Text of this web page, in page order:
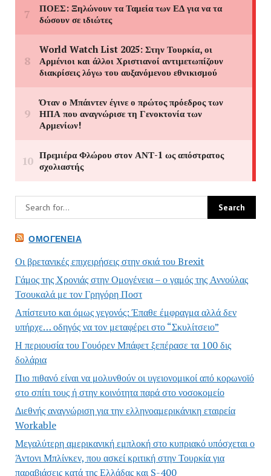
ΟΜΟΓΈΝΕΙΑ
Οι βρετανικές επιχειρήσεις στην σκιά του Brexit
Γάμος της Χρονιάς στην Ομογένεια – ο γαμός της Αννούλας
Τσουκαλά με τον Γρηγόρη Ποστ
Απίστευτο και όμως γεγονός: Έπαθε έμφραγμα αλλά δεν
υπήρχε… οδηγός να τον μεταφέρει στο “Σκυλίτσειο”
Η περιουσία του Γουόρεν Μπάφετ ξεπέρασε τα 100 δις
δολάρια
Πιο πιθανό είναι να μολυνθούν οι υγειονομικοί από κορωνοϊό
στο σπίτι τους ή στην κοινότητα παρά στο νοσοκομείο
Διεθνής αναγνώριση για την ελληνοαμερικάνικη εταιρεία
Workable
Μεγαλύτερη αμερικανική εμπλοκή στο κυπριακό υπόσχεται ο
Άντονι Μπλίνκεν, που ασκεί κριτική στην Τουρκία για
παραβιάσεις κατά της Ελλάδας και S-400